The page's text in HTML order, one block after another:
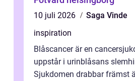
10 juli 2026
Saga Vinde
inspiration
Blåscancer är en
uppstår i urinblåsans
Sjukdomen drabbar främst